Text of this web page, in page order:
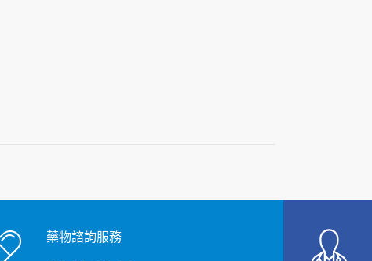
114年【
2025-09-30
藥物諮詢服務